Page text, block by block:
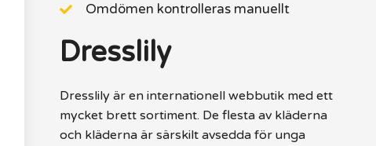
Omdömen kontrolleras manuellt
Dresslily
Dresslily är en internationell webbutik med ett
mycket brett sortiment. De flesta av kläderna
och kläderna är särskilt avsedda för unga